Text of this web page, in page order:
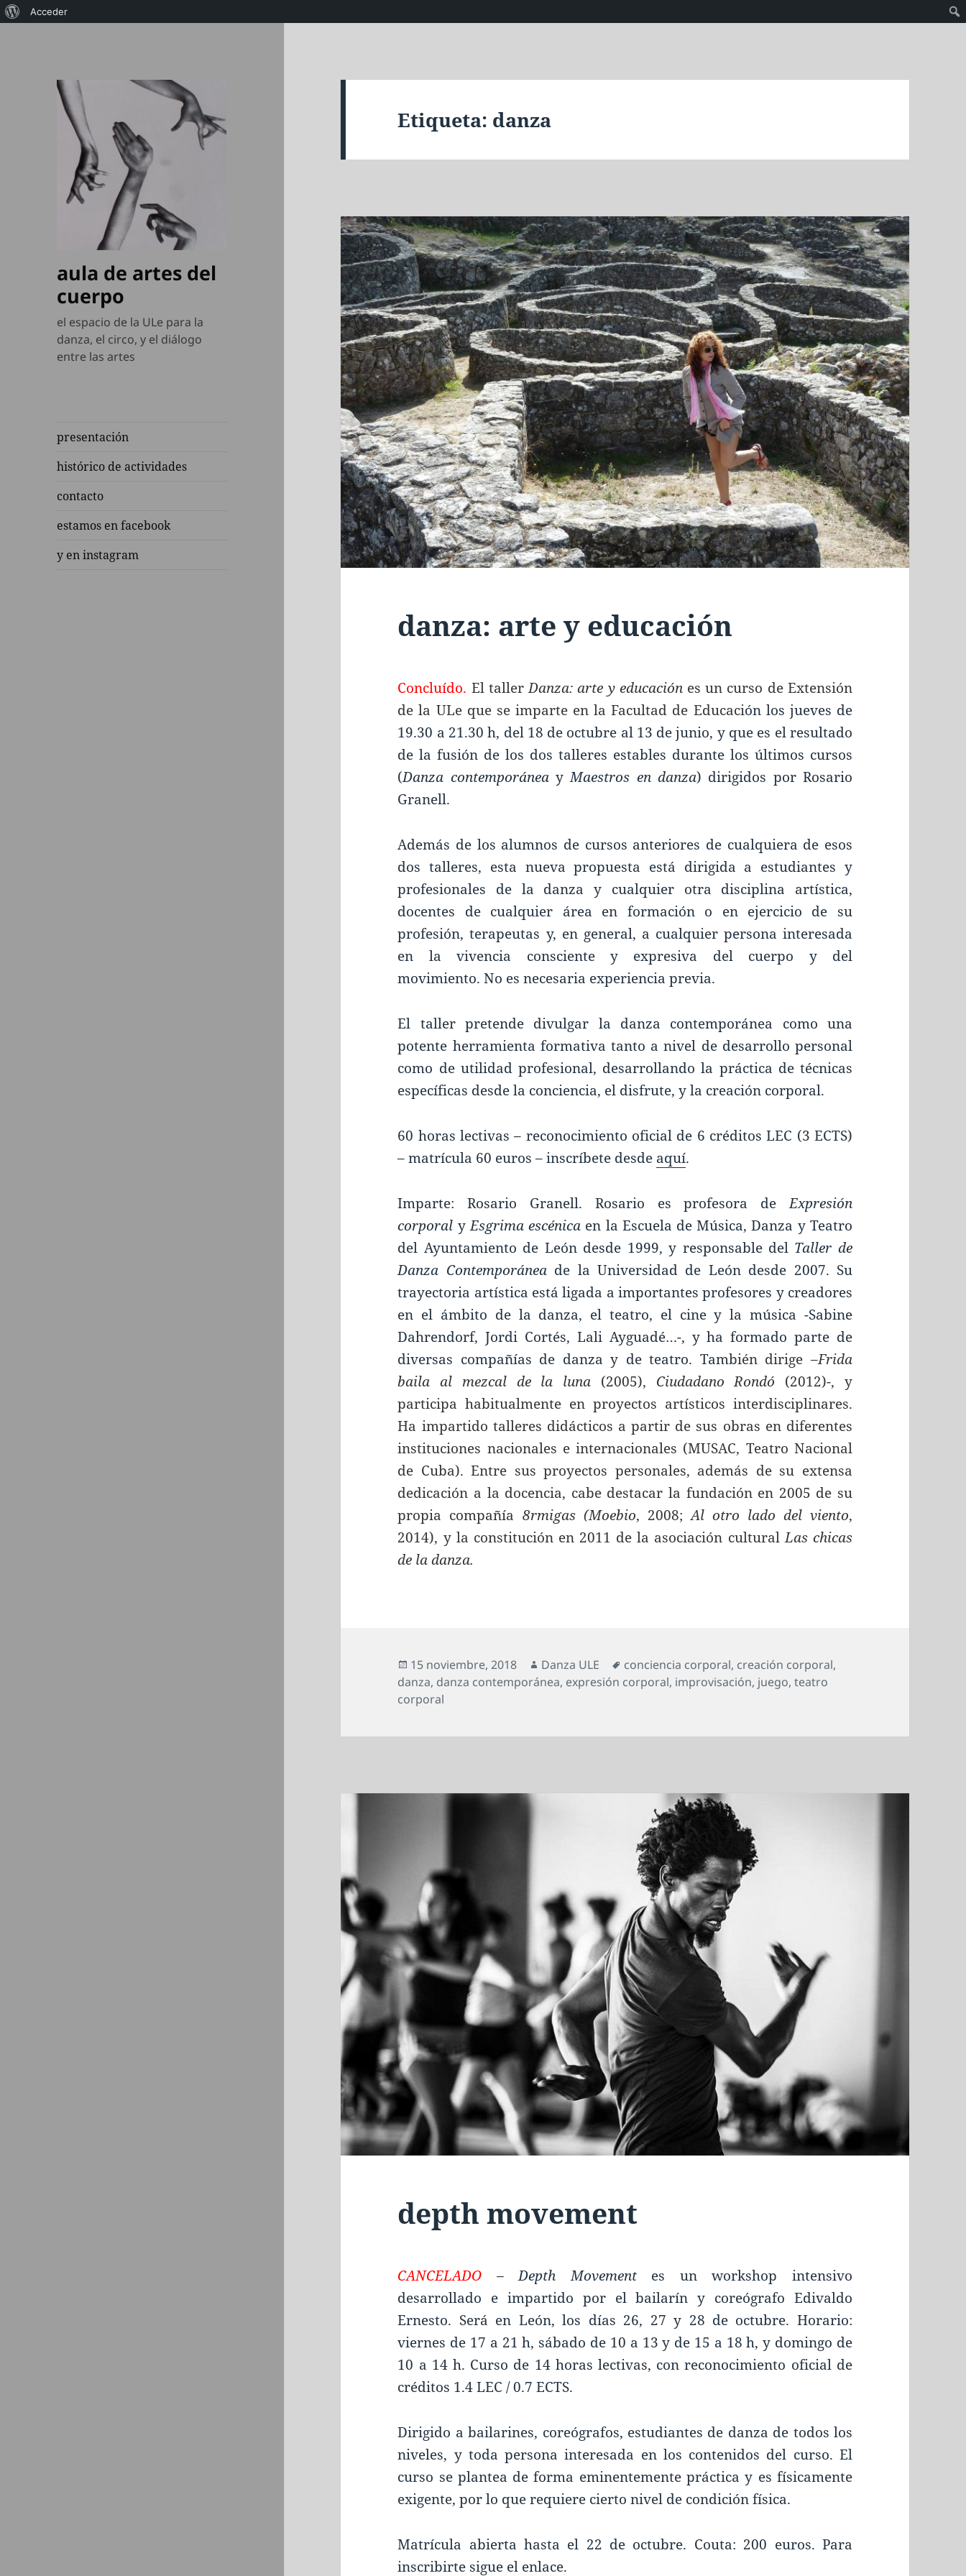
Acerca
Acceder
aula de artes del
cuerpo
el espacio de la ULe para la
danza, el circo, y el diálogo
entre las artes
presentación
histórico de actividades
contacto
estamos en facebook
y en instagram
Etiqueta: danza
danza: arte y educación
Concluído. El tallerDanza: arte y educación es un curso de Extensión
de la ULe que se imparte en laFacultad de Educación los jueves de
19.30 a 21.30 h, del 18 de octubre al 13 de junio, y que es el resultado
de la fusión de los dos talleres estables durante los últimos cursos
(Danza contemporáneayMaestros en danza) dirigidos por Rosario
Granell.
Además de los alumnos de cursos anteriores de cualquiera de esos
dos talleres, esta nueva propuesta está dirigida a estudiantes y
profesionales de la danza y cualquier otra disciplina artística,
docentes de cualquier área en formación o en ejercicio de su
profesión, terapeutas y, en general, a cualquier persona interesada
en la vivencia consciente y expresiva del cuerpo y del
movimiento. No es necesaria experiencia previa.
El taller pretende divulgar la danza contemporánea como una
potente herramienta formativa tanto a nivel de desarrollo personal
como de utilidad profesional, desarrollando la práctica de técnicas
específicas desde la conciencia, el disfrute, y la creación corporal.
60 horas lectivas – reconocimiento oficial de 6 créditos LEC (3 ECTS)
– matrícula 60 euros – inscríbete desde aquí.
Imparte: Rosario Granell. Rosario es profesora deExpresión
corporal yEsgrima escénica en la Escuela de Música, Danza y Teatro
del Ayuntamiento de León desde 1999, y responsable del Taller de
Danza Contemporáneade la Universidad de León desde 2007. Su
trayectoria artística está ligada a importantes profesores y creadores
en el ámbito de la danza, el teatro, el cine y la música -Sabine
Dahrendorf, Jordi Cortés, Lali Ayguadé…-, y ha formado parte de
diversas compañías de danza y de teatro. También dirige –Frida
baila al mezcal de la luna (2005), Ciudadano Rondó (2012)-, y
participa habitualmente en proyectos artísticos interdisciplinares.
Ha impartido talleres didácticos a partir de sus obras en diferentes
instituciones nacionales e internacionales (MUSAC, Teatro Nacional
de Cuba). Entre sus proyectos personales, además de su extensa
dedicación a la docencia, cabe destacar la fundación en 2005 de su
propia compañía 8rmigas(Moebio, 2008;Al otro lado del viento,
2014), y la constitución en 2011 de la asociación culturalLas chicas
de la danza.
Publicado
el
15 noviembre, 2018 Autor
Danza ULE Etiquetas
conciencia corporal, creación corporal,
danza, danza contemporánea, expresión corporal, improvisación, juego,teatro
corporal
depth movement
CANCELADO – Depth Movementes un workshop intensivo
desarrollado e impartido por el bailarín y coreógrafo Edivaldo
Ernesto. Será en León, los días 26, 27 y 28 de octubre. Horario:
viernes de 17 a 21 h, sábado de 10 a 13 y de 15 a 18 h, y domingo de
10 a 14 h. Curso de 14 horas lectivas, con reconocimiento oficial de
créditos 1.4 LEC / 0.7 ECTS.
Dirigido a bailarines, coreógrafos, estudiantes de danza de todos los
niveles, y toda persona interesada en los contenidos del curso. El
curso se plantea de forma eminentemente práctica y es físicamente
exigente, por lo que requiere cierto nivel de condición física.
Matrícula abierta hasta el 22 de octubre. Couta: 200 euros. Para
inscribirte sigue el enlace.